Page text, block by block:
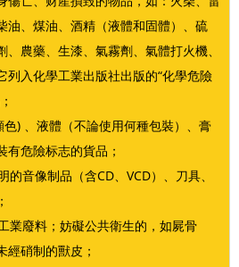
油、煤油、酒精（液體和固體）、硫
農藥、生漆、氣霧劑、氣體打火機、
列入化學工業出版社出版的“化學危險
) 、液體（不論使用何種包裝）、膏
危險标志的貨品；
音像制品（含CD、VCD）、刀具、
業廢料；妨礙公共衛生的，如屍骨
經硝制的獸皮；